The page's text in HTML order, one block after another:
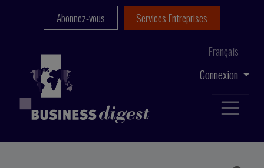
Connexion
Français
Abonnez-vous Services Entreprises